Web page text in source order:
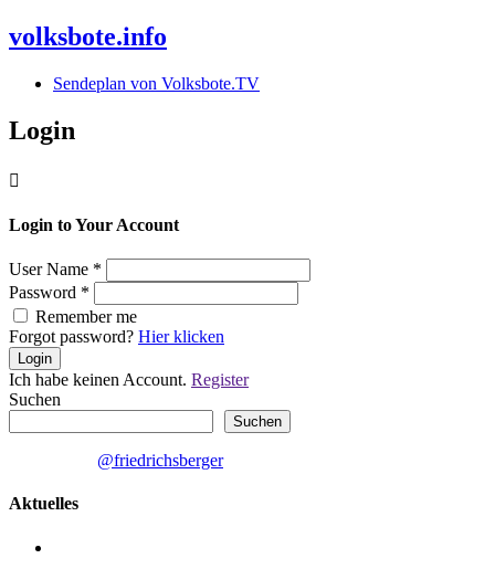
volksbote.info
Sendeplan von Volksbote.TV
Login

Login to Your Account
User Name *
Password *
Remember me
Forgot password? Hier klicken
Login
Ich habe keinen Account. Register
Suchen
Suchen
@friedrichsberger
Aktuelles